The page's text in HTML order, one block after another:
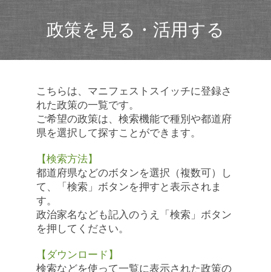
政策を見る・活用する
こちらは、マニフェストスイッチに登録さ
れた政策の一覧です。
ご希望の政策は、検索機能で種別や都道府
県を選択して探すことができます。
【検索方法】
都道府県などのボタンを選択（複数可）し
て、「検索」ボタンを押すと表示されま
す。
政治家名なども記入のうえ「検索」ボタン
を押してください。
【ダウンロード】
検索などを使って一覧に表示された政策の